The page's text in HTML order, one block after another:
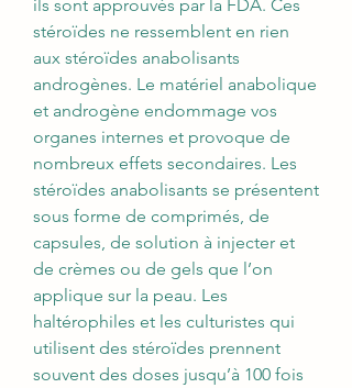
ils sont approuvés par la FDA. Ces
stéroïdes ne ressemblent en rien
aux stéroïdes anabolisants
androgènes. Le matériel anabolique
et androgène endommage vos
organes internes et provoque de
nombreux effets secondaires. Les
stéroïdes anabolisants se présentent
sous forme de comprimés, de
capsules, de solution à injecter et
de crèmes ou de gels que l’on
applique sur la peau. Les
haltérophiles et les culturistes qui
utilisent des stéroïdes prennent
souvent des doses jusqu’à 100 fois